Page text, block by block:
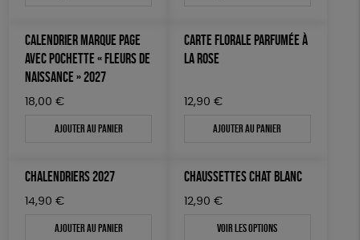
CALENDRIER MARQUE PAGE
AVEC POCHETTE « FLEURS DE
NAISSANCE » 2027
18,00 €
Ajouter au panier
CARTE FLORALE PARFUMÉE À
LA ROSE
12,90 €
Ajouter au panier
CHALENDRIERS 2027
14,90 €
Ajouter au panier
CHAUSSETTES CHAT BLANC
12,90 €
Voir les options